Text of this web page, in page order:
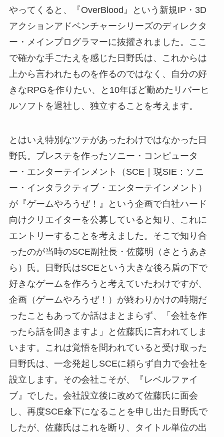
やってくると、『OverBlood』という新規IP・3D
アクションアドベンチャーシリーズのディレクタ
ー・メインプログラマーに抜擢されました。ここ
で確かな手ごたえを感じた日野氏は、これからは
上から言われたものを作るのではなく、自分の好
きなRPGを作りたい、と10年ほど勤めたリバーヒ
ルソフトを退社し、独立することを考えます。
とはいえ特別なツテがあったわけではなかった日
野氏。プレステを作ったソニー・コンピュータ
ー・エンターテインメント（SCE｜現SIE：ソニ
ー・インタラクティブ・エンターテインメント）
が『ゲームやろうぜ！』という企画で自社ハード
向けクリエイターを公募していると知り、これに
エントリーすることを考えました。そこで知り合
ったのが当時のSCE副社長・佐藤明（さとうあき
ら）氏。日野氏はSCEという大きな後ろ盾の下で
好きなゲームを作ろうと考えていたわけですが、
企画（ゲームやろうぜ！）が終わりかけの時期だ
ったこともあってか話はまとまらず、「会社を作
ったら話を聞きますよ」と佐藤氏に言われてしま
います。これは覚悟を問われていると受け取った
日野氏は、一念発起しSCEに頼らず自力で会社を
設立します。その会社こそが、『レベルファイ
ブ』でした。会社設立後に改めて佐藤氏に面会
し、再度SCE傘下になることを申し出た日野氏で
したが、佐藤氏はこれを断り、タイトル単位の出